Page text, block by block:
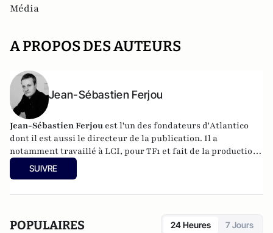
Média
A PROPOS DES AUTEURS
Jean-Sébastien Ferjou
Jean-Sébastien Ferjou est l'un des fondateurs d'Atlantico
dont il est aussi le directeur de la publication. Il a
notamment travaillé à LCI, pour TF1 et fait de la production
télévisuelle.
SUIVRE
POPULAIRES 24 Heures 7 Jours